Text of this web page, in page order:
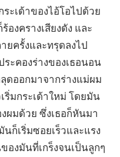
ะเด้าของไอ้โอไปด้วย
งครางเสียงดัง และ
ยครั้งและทรุดลงไป
ะคองร่างของเธอนอน
ดออกมาจากร่างแม่ผม
มกระเด้าใหม่ โดยมัน
ผมด้วย ซึ่งเธอก็หันมา
ก็เริ่มซอยเร็วและแรง
องมันที่เกร็งจนเป็นลูกๆ